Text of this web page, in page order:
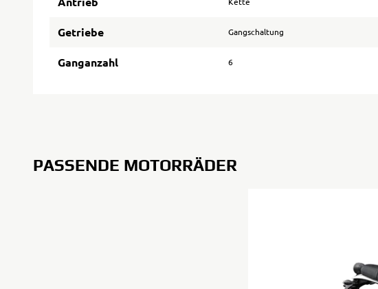
Getriebe Gangschaltung
Ganganzahl 6
PASSENDE MOTORRÄDER